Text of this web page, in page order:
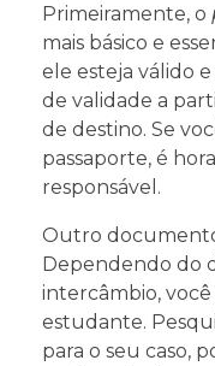
Primeiramente, o
mais básico e
ele esteja válido
de validade a
de destino. Se
passaporte, é
responsável.
Outro
Dependendo do
intercâmbio,
estudante.
para o seu caso,